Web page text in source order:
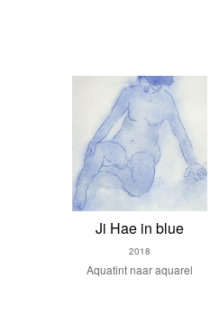
Ji Hae in blue
2018
Aquatint naar aquarel